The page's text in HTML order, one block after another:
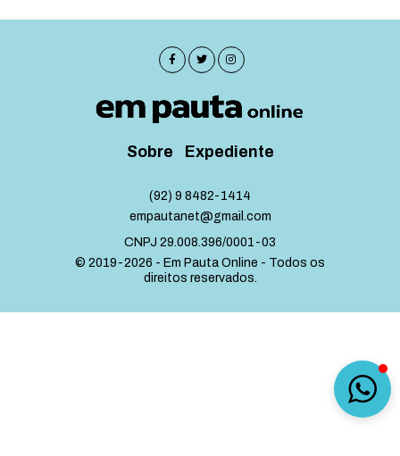
Sobre Expediente
(92) 9 8482-1414
empautanet@gmail.com
CNPJ 29.008.396/0001-03
© 2019-2026 - Em Pauta Online - Todos os
direitos reservados.